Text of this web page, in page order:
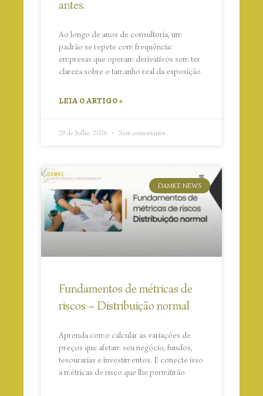
antes.
Ao longo de anos de consultoria, um
padrão se repete com frequência:
empresas que operam derivativos sem ter
clareza sobre o tamanho real da exposição
LEIA O ARTIGO »
29 de Julho, 2026 Sem comentários
DAMKE NEWS
Fundamentos de métricas de
riscos – Distribuição normal
Aprenda como calcular as variações de
preços que afetam seu negócio, fundos,
tesourarias e investimentos. E conecte isso
a métricas de risco que lhe permitirão